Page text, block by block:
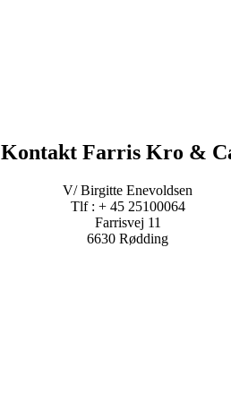
Kontakt Farris Kro &
V/ Birgitte Enevoldsen
Tlf : + 45 25100064
Farrisvej 11
6630 Rødding